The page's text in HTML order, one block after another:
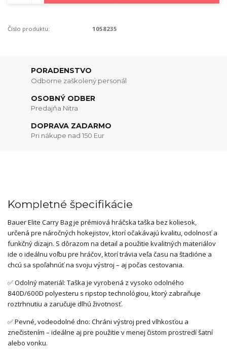
Číslo produktu: 1058235
PORADENSTVO
Odborne zaškolený personál
OSOBNÝ ODBER
Predajňa Nitra
DOPRAVA ZADARMO
Pri nákupe nad 150 Eur
Kompletné špecifikácie
Bauer Elite Carry Bag je prémiová hráčska taška bez koliesok,
určená pre náročných hokejistov, ktorí očakávajú kvalitu, odolnosť a
funkčný dizajn. S dôrazom na detail a použitie kvalitných materiálov
ide o ideálnu voľbu pre hráčov, ktorí trávia veľa času na štadióne a
chcú sa spoľahnúť na svoju výstroj – aj počas cestovania.
✅ Odolný materiál: Taška je vyrobená z vysoko odolného
840D/600D polyesteru s ripstop technológiou, ktorý zabraňuje
roztrhnutiu a zaručuje dlhú životnosť.
✅ Pevné, vodeodolné dno: Chráni výstroj pred vlhkosťou a
znečistením – ideálne aj pre použitie v menej čistom prostredí šatní
alebo vonku.